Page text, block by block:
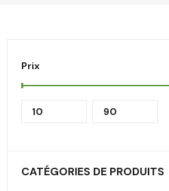
Prix
CATÉGORIES DE PRODUITS